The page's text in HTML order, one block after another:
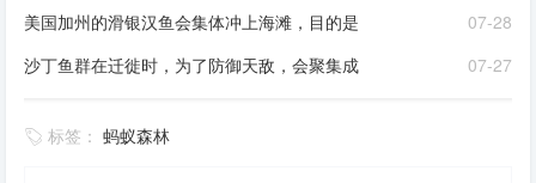
07-28
美国加州的滑银汉鱼会集体冲上海滩，目的是
07-27
沙丁鱼群在迁徙时，为了防御天敌，会聚集成
标签： 蚂蚁森林